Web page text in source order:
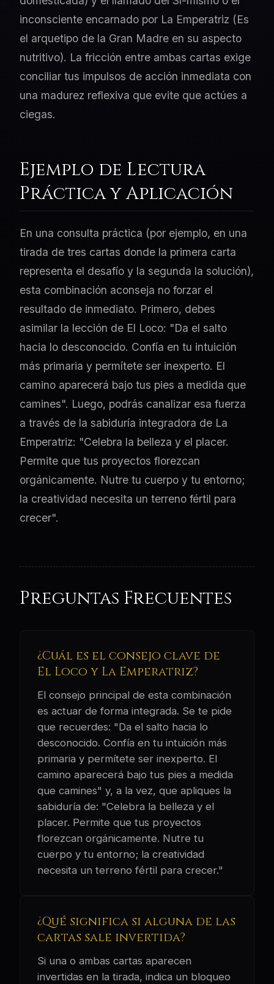
inconsciente encarnado por La Emperatriz (Es
el arquetipo de la Gran Madre en su aspecto
nutritivo). La fricción entre ambas cartas exige
conciliar tus impulsos de acción inmediata con
una madurez reflexiva que evite que actúes a
ciegas.
Ejemplo de Lectura
Práctica y Aplicación
En una consulta práctica (por ejemplo, en una
tirada de tres cartas donde la primera carta
representa el desafío y la segunda la solución),
esta combinación aconseja no forzar el
resultado de inmediato. Primero, debes
asimilar la lección de El Loco: "Da el salto
hacia lo desconocido. Confía en tu intuición
más primaria y permítete ser inexperto. El
camino aparecerá bajo tus pies a medida que
camines". Luego, podrás canalizar esa fuerza
a través de la sabiduría integradora de La
Emperatriz: "Celebra la belleza y el placer.
Permite que tus proyectos florezcan
orgánicamente. Nutre tu cuerpo y tu entorno;
la creatividad necesita un terreno fértil para
crecer".
Preguntas Frecuentes
¿Cuál es el consejo clave de
El Loco y La Emperatriz?
El consejo principal de esta combinación
es actuar de forma integrada. Se te pide
que recuerdes: "Da el salto hacia lo
desconocido. Confía en tu intuición más
primaria y permítete ser inexperto. El
camino aparecerá bajo tus pies a medida
que camines" y, a la vez, que apliques la
sabiduría de: "Celebra la belleza y el
placer. Permite que tus proyectos
florezcan orgánicamente. Nutre tu
cuerpo y tu entorno; la creatividad
necesita un terreno fértil para crecer."
¿Qué significa si alguna de las
cartas sale invertida?
Si una o ambas cartas aparecen
invertidas en la tirada, indica un bloqueo